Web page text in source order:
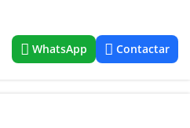
WhatsApp Contactar